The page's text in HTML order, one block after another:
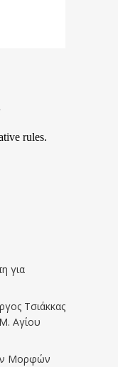
για
Τσιάκκας
Αγίου
Μορφών